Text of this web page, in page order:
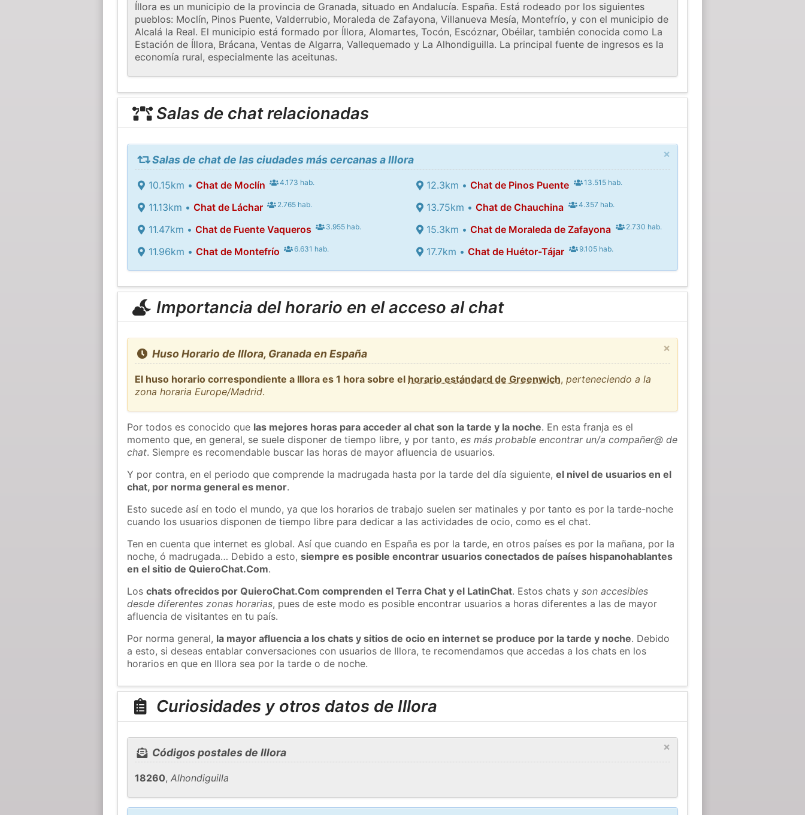
Íllora es un municipio de la provincia de Granada, situado en Andalucía. España. Está rodeado por los siguientes
pueblos: Moclín, Pinos Puente, Valderrubio, Moraleda de Zafayona, Villanueva Mesía, Montefrío, y con el municipio de
Alcalá la Real. El municipio está formado por Íllora, Alomartes, Tocón, Escóznar, Obéilar, también conocida como La
Estación de Íllora, Brácana, Ventas de Algarra, Vallequemado y La Alhondiguilla. La principal fuente de ingresos es la
economía rural, especialmente las aceitunas.
Salas de chat relacionadas
×
Salas de chat de las ciudades más cercanas a Illora
10.15km • Chat de Moclín 4.173 hab.
11.13km • Chat de Láchar 2.765 hab.
11.47km • Chat de Fuente Vaqueros 3.955 hab.
11.96km • Chat de Montefrío 6.631 hab.
12.3km •Chat de Pinos Puente 13.515 hab.
13.75km •Chat de Chauchina 4.357 hab.
15.3km •Chat de Moraleda de Zafayona 2.730 hab.
17.7km •Chat de Huétor-Tájar 9.105 hab.
Importancia del horario en el acceso al chat
×
Huso Horario de Illora, Granada en España
El huso horario correspondiente a Illora es 1 hora sobre el horario estándard de Greenwich,perteneciendo a la
zona horaria Europe/Madrid.
Por todos es conocido que las mejores horas para acceder al chat son la tarde y la noche. En esta franja es el
momento que, en general, se suele disponer de tiempo libre, y por tanto,es más probable encontrar un/a compañer@ de
chat. Siempre es recomendable buscar las horas de mayor afluencia de usuarios.
Y por contra, en el periodo que comprende la madrugada hasta por la tarde del día siguiente,el nivel de usuarios en el
chat, por norma general es menor.
Esto sucede así en todo el mundo, ya que los horarios de trabajo suelen ser matinales y por tanto es por la tarde-noche
cuando los usuarios disponen de tiempo libre para dedicar a las actividades de ocio, como es el chat.
Ten en cuenta que internet es global. Así que cuando en España es por la tarde, en otros países es por la mañana, por la
noche, ó madrugada… Debido a esto,siempre es posible encontrar usuarios conectados de países hispanohablantes
en el sitio de QuieroChat.Com.
Loschats ofrecidos por QuieroChat.Com comprenden el Terra Chat y el LatinChat. Estos chats yson accesibles
desde diferentes zonas horarias, pues de este modo es posible encontrar usuarios a horas diferentes a las de mayor
afluencia de visitantes en tu país.
Por norma general, la mayor afluencia a los chats y sitios de ocio en internet se produce por la tarde y noche. Debido
a esto, si deseas entablar conversaciones con usuarios de Illora, te recomendamos que accedas a los chats en los
horarios en que en Illora sea por la tarde o de noche.
Curiosidades y otros datos de Illora
×
Códigos postales de Illora
18260,Alhondiguilla